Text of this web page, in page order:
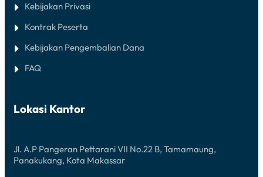
Kebijakan Privasi
Kontrak Peserta
Kebijakan Pengembalian Dana
FAQ
Lokasi Kantor
Jl. A.P Pangeran Pettarani VII No.22 B, Tamamaung,
Panakukang, Kota Makassar